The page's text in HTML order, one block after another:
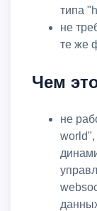
типа
не
те же
Чем
не
world",